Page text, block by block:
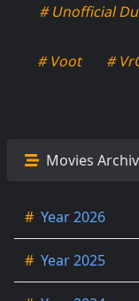
# Unofficial
# Voot
#
Movies
# Year 2026
# Year 2025